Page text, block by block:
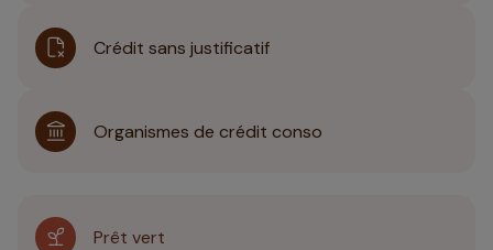
Crédit sans justificatif
Organismes de crédit conso
Prêt vert